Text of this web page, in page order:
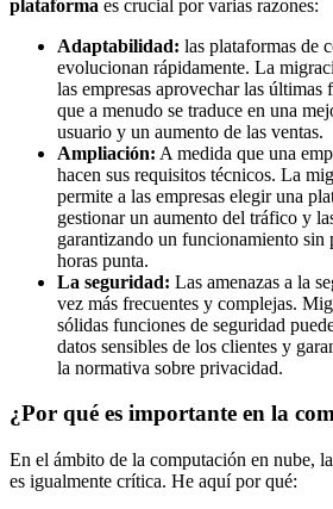
plataforma es crucial por varias razones:
Adaptabilidad: las plataformas de
evolucionan rápidamente. La
las empresas aprovechar las
que a menudo se traduce en una
usuario y un aumento de las ventas.
Ampliación: A medida que una
hacen sus requisitos técnicos. La
permite a las empresas elegir una
gestionar un aumento del tráfico y
garantizando un funcionamiento sin
horas punta.
La seguridad: Las amenazas a la
vez más frecuentes y complejas.
sólidas funciones de seguridad
datos sensibles de los clientes y
la normativa sobre privacidad.
¿Por qué es importante en la
En el ámbito de la computación en nube,
es igualmente crítica. He aquí por qué: